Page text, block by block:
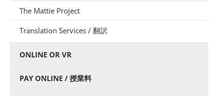
The Mattie Project
Translation Services / 翻訳
ONLINE OR VR
PAY ONLINE / 授業料